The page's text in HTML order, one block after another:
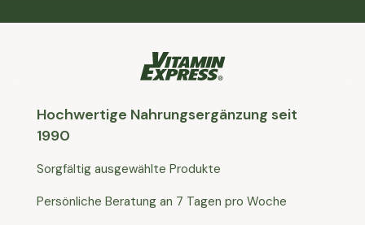
Hochwertige Nahrungsergänzung seit
1990
Sorgfältig ausgewählte Produkte
Persönliche Beratung an 7 Tagen pro Woche